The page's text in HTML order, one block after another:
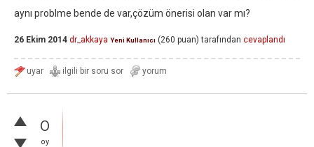
aynı problme bende de var,çözüm önerisi olan var mı?
26 Ekim 2014 dr_akkaya Yeni Kullanıcı (260 puan) tarafından cevaplandı
0
oy